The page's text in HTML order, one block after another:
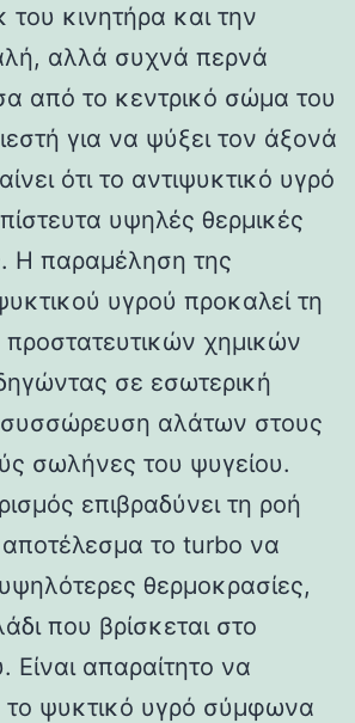
κινητήρα και την
αλλά συχνά περνά
από το κεντρικό σώμα του
για να ψύξει τον άξονά
ότι το αντιψυκτικό υγρό
υψηλές θερμικές
Η παραμέληση της
υγρού προκαλεί τη
χημικών
σε εσωτερική
αλάτων στους
σωλήνες του ψυγείου.
επιβραδύνει τη ροή
το turbo να
θερμοκρασίες,
που βρίσκεται στο
Είναι απαραίτητο να
το ψυκτικό υγρό σύμφωνα